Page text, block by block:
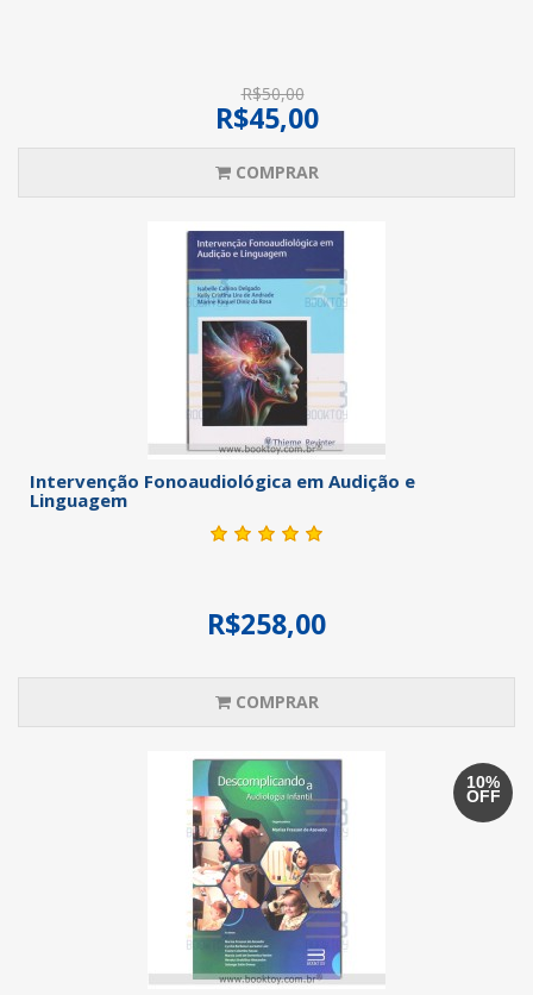
R$50,00
R$45,00
COMPRAR
Intervenção Fonoaudiológica em Audição e
Linguagem
R$258,00
COMPRAR
10%
OFF